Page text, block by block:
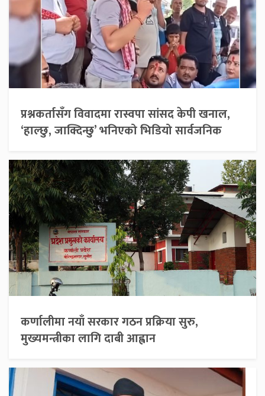
प्रश्नकर्तासँग विवादमा रास्वपा सांसद केपी खनाल,
‘हाल्छु, जाक्दिन्छु’ भनिएको भिडियो सार्वजनिक
कर्णालीमा नयाँ सरकार गठन प्रक्रिया सुरु,
मुख्यमन्त्रीका लागि दाबी आह्वान